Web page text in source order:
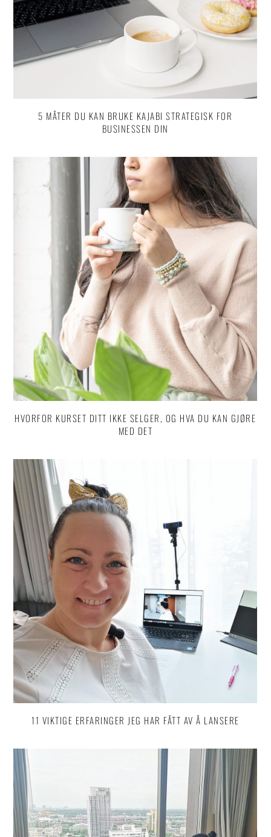
5 MÅTER DU KAN BRUKE KAJABI STRATEGISK FOR
BUSINESSEN DIN
HVORFOR KURSET DITT IKKE SELGER, OG HVA DU KAN GJØRE
MED DET
11 VIKTIGE ERFARINGER JEG HAR FÅTT AV Å LANSERE